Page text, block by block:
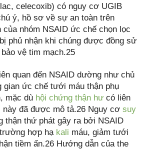
celecoxib) có nguy cơ UGIB
ý, hồ sơ về sự an toàn trên
nhóm NSAID ức chế chọn lọc
phủ nhận khi chúng được đồng sử
vệ tim mạch.25
quan đến NSAID dường như chủ
gian ức chế tưới máu thận phụ
mặc dù hội chứng thận hư có liên
này đã được mô tả.26 Nguy cơ suy
thận thứ phát gây ra bởi NSAID
hợp hạ kali máu, giảm tưới
tiềm ẩn.26 Hướng dẫn của the